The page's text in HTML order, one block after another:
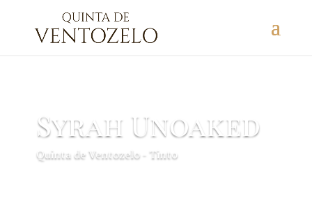
Syrah Unoaked
Quinta de Ventozelo - Tinto